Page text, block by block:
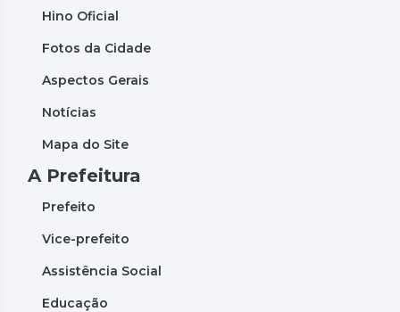
Hino Oficial
Fotos da Cidade
Aspectos Gerais
Notícias
Mapa do Site
A Prefeitura
Prefeito
Vice-prefeito
Assistência Social
Educação